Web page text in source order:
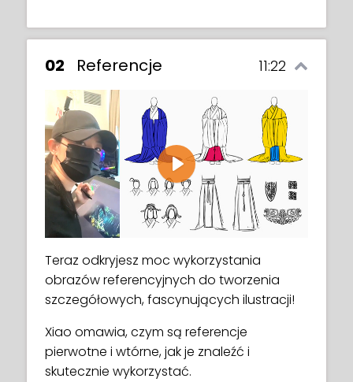
02 Referencje 11:22
Play
Teraz odkryjesz moc wykorzystania
obrazów referencyjnych do tworzenia
szczegółowych, fascynujących ilustracji!
Xiao omawia, czym są referencje
pierwotne i wtórne, jak je znaleźć i
skutecznie wykorzystać.